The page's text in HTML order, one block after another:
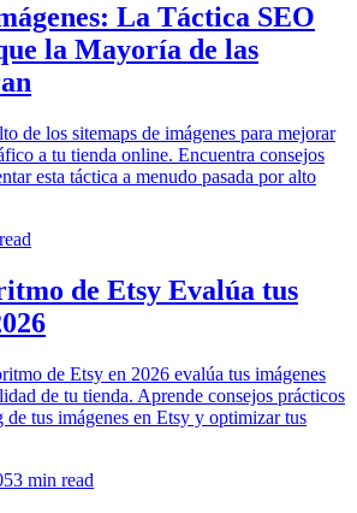
La Táctica SEO
la Mayoría de las
de los sitemaps de imágenes para mejorar
a tu tienda online. Encuentra consejos
esta táctica a menudo pasada por alto
de Etsy Evalúa tus
de Etsy en 2026 evalúa tus imágenes
de tu tienda. Aprende consejos prácticos
tus imágenes en Etsy y optimizar tus
3 min read